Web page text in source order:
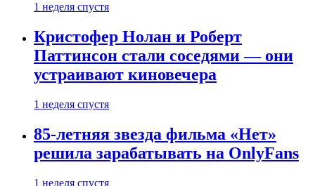
1 неделя спустя
Кристофер Нолан и Роберт
Паттинсон стали соседями — они
устраивают киновечера
1 неделя спустя
85-летняя звезда фильма «Нет»
решила зарабатывать на OnlyFans
1 неделя спустя